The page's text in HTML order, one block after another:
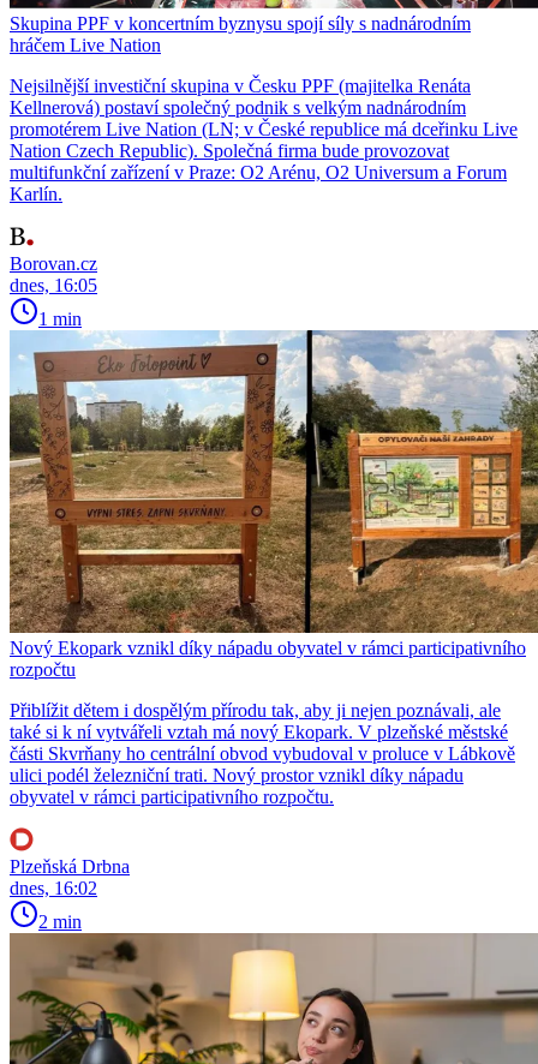
Skupina PPF v koncertním byznysu spojí síly s nadnárodním
hráčem Live Nation
Nejsilnější investiční skupina v Česku PPF (majitelka Renáta
Kellnerová) postaví společný podnik s velkým nadnárodním
promotérem Live Nation (LN; v České republice má dceřinku Live
Nation Czech Republic). Společná firma bude provozovat
multifunkční zařízení v Praze: O2 Arénu, O2 Universum a Forum
Karlín.
Borovan.cz
dnes, 16:05
1 min
Nový Ekopark vznikl díky nápadu obyvatel v rámci participativního
rozpočtu
Přiblížit dětem i dospělým přírodu tak, aby ji nejen poznávali, ale
také si k ní vytvářeli vztah má nový Ekopark. V plzeňské městské
části Skvrňany ho centrální obvod vybudoval v proluce v Lábkově
ulici podél železniční trati. Nový prostor vznikl díky nápadu
obyvatel v rámci participativního rozpočtu.
Plzeňská Drbna
dnes, 16:02
2 min